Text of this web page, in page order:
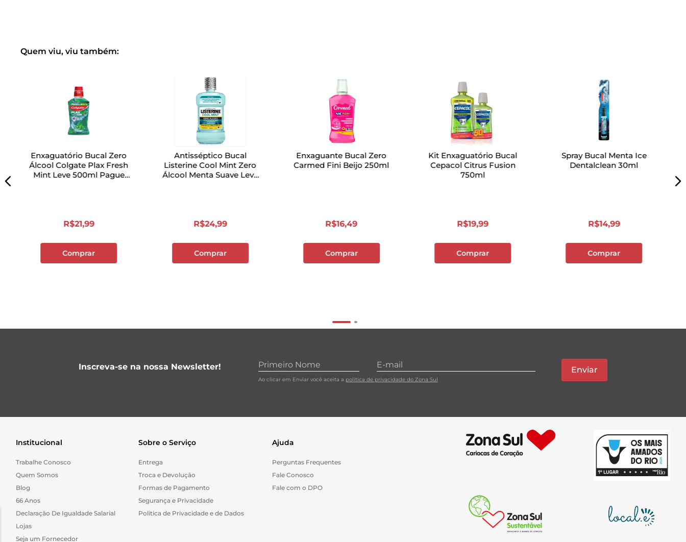
Quem viu, viu também:
Enxaguatório Bucal Zero
Álcool Colgate Plax Fresh
Mint Leve 500ml Pague
R$21,99
Comprar
Antisséptico Bucal
Listerine Cool Mint Zero
Álcool Menta Suave Leve
R$24,99
Comprar
Enxaguante Bucal Zero
Carmed Fini Beijo 250ml
R$16,49
Comprar
Kit Enxaguatório Bucal
Cepacol Citrus Fusion
750ml
R$19,99
Comprar
Spray Bucal Menta Ice
Dentalclean 30ml
R$14,99
Comprar
Inscreva-se na nossa Newsletter!
Ao clicar em Enviar você aceita a política de privacidade do Zona Sul
Enviar
Institucional
Trabalhe Conosco
Quem Somos
Blog
66 Anos
Declaração De Igualdade Salarial
Lojas
Seja um Fornecedor
Sobre o Serviço
Entrega
Troca e Devolução
Formas de Pagamento
Segurança e Privacidade
Politica de Privacidade e de Dados
Ajuda
Perguntas Frequentes
Fale Conosco
Fale com o DPO